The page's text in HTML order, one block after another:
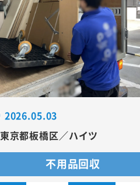
2026.05.03
東京都板橋区／ハイツ
不用品回収